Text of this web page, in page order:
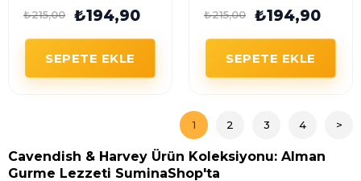
Aromalı Dolgulu
₺194,90
₺215,00
SEPETE EKLE
Aromalı Dolgulu
₺194,90
₺215,00
SEPETE EKLE
1 2 3 4 >
Cavendish & Harvey Ürün Koleksiyonu: Alman
Gurme Lezzeti SuminaShop'ta